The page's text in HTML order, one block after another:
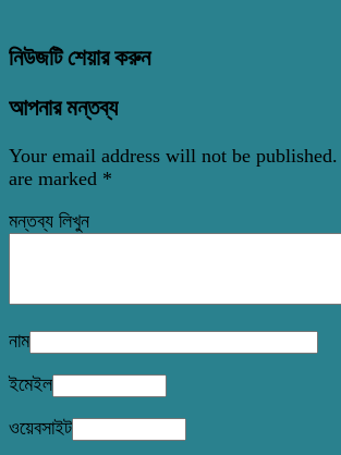
নিউজটি শেয়ার করুন
আপনার মন্তব্য
Your email address will not be published.
are marked *
মন্তব্য লিখুন
নাম
ইমেইল
ওয়েবসাইট